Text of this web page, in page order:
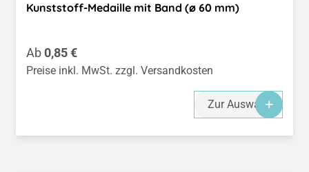
Kunststoff-Medaille mit Band (ø 60 mm)
Regulärer Preis:
Ab0,85 €
Preise inkl. MwSt. zzgl. Versandkosten
Zur Auswahl